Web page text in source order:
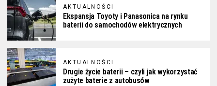
AKTUALNOŚCI
Ekspansja Toyoty i Panasonica na rynku
baterii do samochodów elektrycznych
AKTUALNOŚCI
Drugie życie baterii – czyli jak wykorzystać
zużyte baterie z autobusów